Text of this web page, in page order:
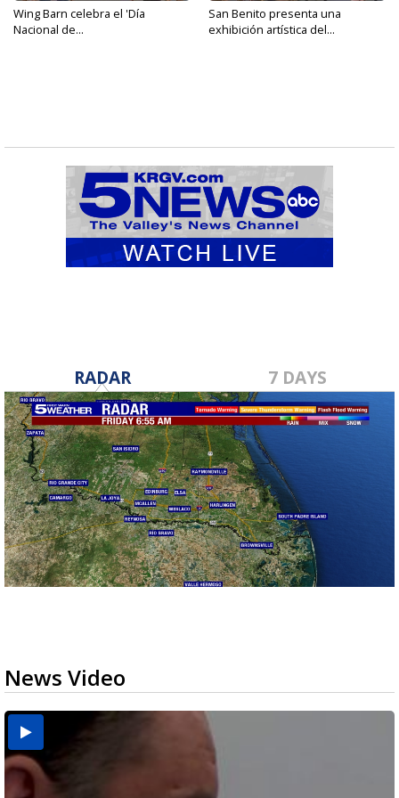
Wing Barn celebra el 'Día
Nacional de...
San Benito presenta una
exhibición artística del...
RADAR 7 DAYS
News Video